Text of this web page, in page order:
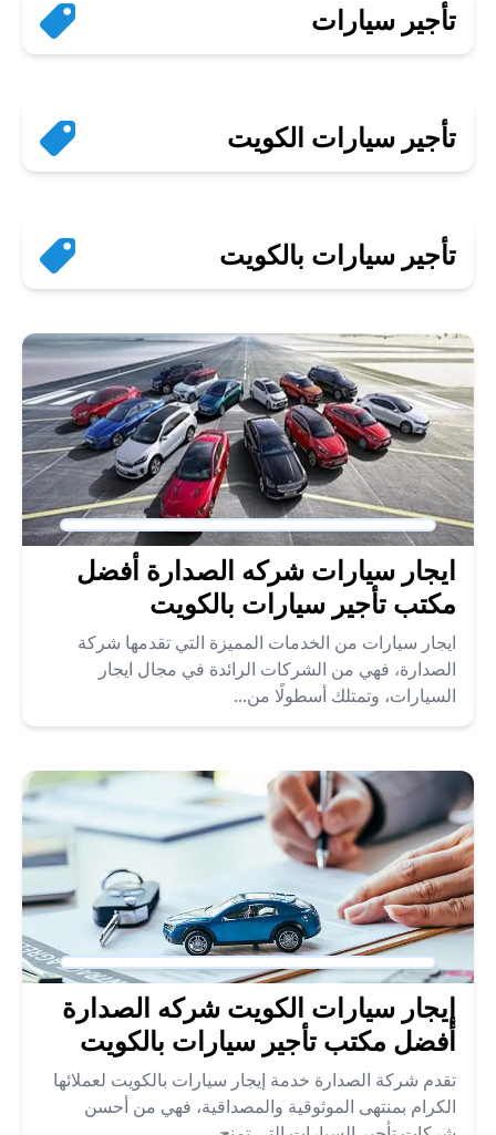
تأجير سيارات
تأجير سيارات الكويت
تأجير سيارات بالكويت
ايجار سيارات شركه الصدارة أفضل
مكتب تأجير سيارات بالكويت
ايجار سيارات من الخدمات المميزة التي تقدمها شركة
الصدارة، فهي من الشركات الرائدة في مجال ايجار
السيارات، وتمتلك أسطولًا من...
إيجار سيارات الكويت شركه الصدارة
أفضل مكتب تأجير سيارات بالكويت
تقدم شركة الصدارة خدمة إيجار سيارات بالكويت لعملائها
الكرام بمنتهى الموثوقية والمصداقية، فهي من أحسن